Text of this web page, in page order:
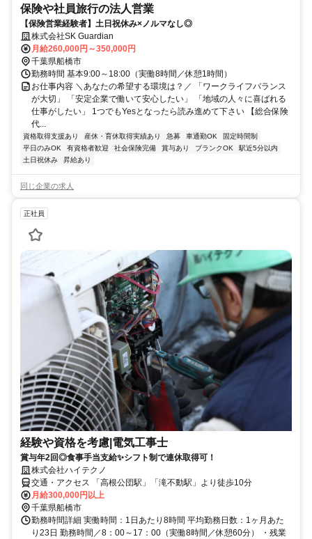
保険や社員旅行の法人営業
【保険営業経験者】土日祝休み×ノルマなし◎
株式会社SK Guardian
月給260,000円～350,000円
千葉県船橋市
勤務時間 基本9:00～18:00（実働8時間／休憩1時間）
お仕事内容 ＼あなたの希望する環境は？／ 「ワークライフバランス
が大切」 「安定企業で働いて安心したい」 「地域の人々に喜ばれる
仕事がしたい」 1つでもYesとなったら読み進めて下さい 【総合保険
代...
資格取得支援あり 産休・育休取得実績あり 急募 車通勤OK
固定時間制
平日のみOK
有資格者歓迎 社会保険完備 賞与あり ブランクOK
駅近5分以内
土日祝休み
昇給あり
同じ企業の求人
正社員
経験や資格を考慮|電気工事士
賞与年2回◎食事手当支給✨シフト制で連休取得可！
株式会社ハイテクノ
交通・アクセス 「高根公団駅」「滝不動駅」より徒歩10分
月給300,000円以上
千葉県船橋市
勤務時間詳細 実働時間：1日あたり8時間 平均勤務日数：1ヶ月あた
り23日 勤務時間／8：00～17：00（実働8時間／休憩60分） ・残業